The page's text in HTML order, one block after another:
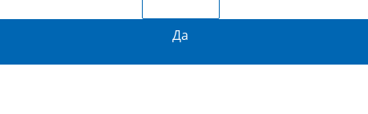
Да